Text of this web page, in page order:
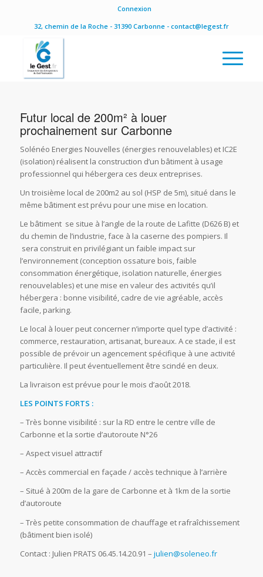
Connexion
32, chemin de la Roche - 31390 Carbonne - contact@legest.fr
Futur local de 200m² à louer
prochainement sur Carbonne
Solénéo Energies Nouvelles (énergies renouvelables) et IC2E
(isolation) réalisent la construction d’un bâtiment à usage
professionnel qui hébergera ces deux entreprises.
Un troisième local de 200m2 au sol (HSP de 5m), situé dans le
même bâtiment est prévu pour une mise en location.
Le bâtiment se situe à l’angle de la route de Lafitte (D626 B) et
du chemin de l’industrie, face à la caserne des pompiers. Il
sera construit en privilégiant un faible impact sur
l’environnement (conception ossature bois, faible
consommation énergétique, isolation naturelle, énergies
renouvelables) et une mise en valeur des activités qu’il
hébergera : bonne visibilité, cadre de vie agréable, accès
facile, parking.
Le local à louer peut concerner n’importe quel type d’activité :
commerce, restauration, artisanat, bureaux. A ce stade, il est
possible de prévoir un agencement spécifique à une activité
particulière. Il peut éventuellement être scindé en deux.
La livraison est prévue pour le mois d’août 2018.
LES POINTS FORTS :
– Très bonne visibilité : sur la RD entre le centre ville de
Carbonne et la sortie d’autoroute N°26
– Aspect visuel attractif
– Accès commercial en façade / accès technique à l’arrière
– Situé à 200m de la gare de Carbonne et à 1km de la sortie
d’autoroute
– Très petite consommation de chauffage et rafraîchissement
(bâtiment bien isolé)
Contact : Julien PRATS 06.45.14.20.91 – julien@soleneo.fr